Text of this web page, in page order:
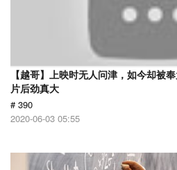
【越哥】上映时无人问津，如今却被
片后劲真大
# 390
2020-06-03 05:55